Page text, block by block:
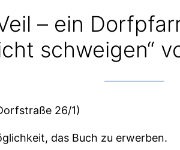
– ein
schweigen“
26/1)
das Buch zu erwerben.